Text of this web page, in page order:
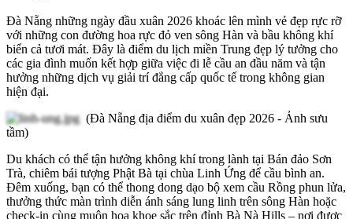
Đà Nẵng những ngày đầu xuân 2026 khoác lên mình vẻ đẹp rực rỡ
với những con đường hoa rực đỏ ven sông Hàn và bầu không khí
biển cả tươi mát. Đây là điểm du lịch miền Trung đẹp lý tưởng cho
các gia đình muốn kết hợp giữa việc đi lễ cầu an đầu năm và tận
hưởng những dịch vụ giải trí đẳng cấp quốc tế trong không gian
hiện đại.
(Đà Nẵng địa điểm du xuân đẹp 2026 - Ảnh sưu
tầm)
Du khách có thể tận hưởng không khí trong lành tại Bán đảo Sơn
Trà, chiêm bái tượng Phật Bà tại chùa Linh Ứng để cầu bình an.
Đêm xuống, bạn có thể thong dong dạo bộ xem cầu Rồng phun lửa,
thưởng thức màn trình diễn ánh sáng lung linh trên sông Hàn hoặc
check-in cùng muôn hoa khoe sắc trên đỉnh Bà Nà Hills – nơi được